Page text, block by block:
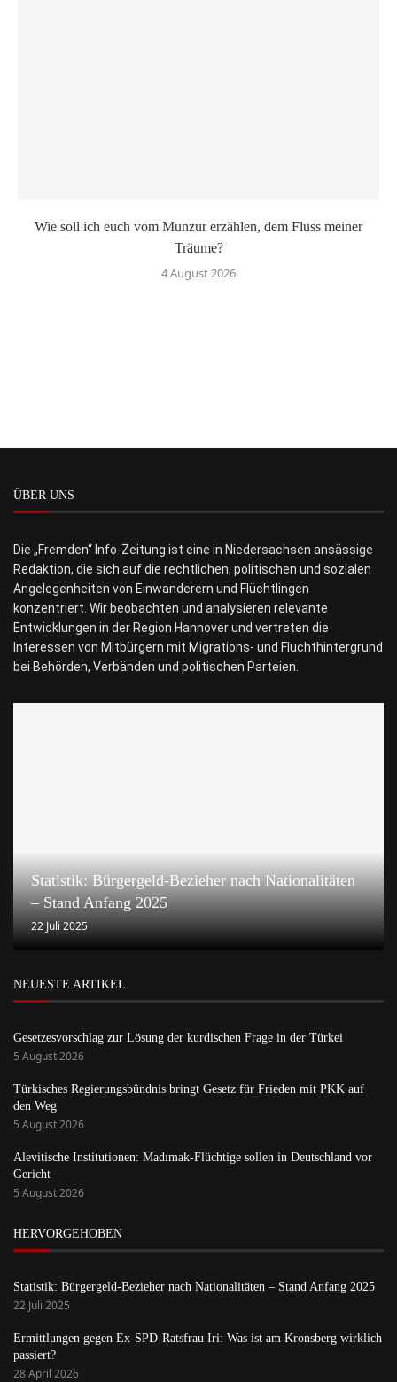
Wie soll ich euch vom Munzur erzählen, dem Fluss meiner
Träume?
4 August 2026
ÜBER UNS
Die „Fremden“ Info-Zeitung ist eine in Niedersachsen ansässige
Redaktion, die sich auf die rechtlichen, politischen und sozialen
Angelegenheiten von Einwanderern und Flüchtlingen
konzentriert. Wir beobachten und analysieren relevante
Entwicklungen in der Region Hannover und vertreten die
Interessen von Mitbürgern mit Migrations- und Fluchthintergrund
bei Behörden, Verbänden und politischen Parteien.
Statistik: Bürgergeld-Bezieher nach Nationalitäten
– Stand Anfang 2025
22 Juli 2025
NEUESTE ARTIKEL
Gesetzesvorschlag zur Lösung der kurdischen Frage in der Türkei
5 August 2026
Türkisches Regierungsbündnis bringt Gesetz für Frieden mit PKK auf
den Weg
5 August 2026
Alevitische Institutionen: Madımak-Flüchtige sollen in Deutschland vor
Gericht
5 August 2026
HERVORGEHOBEN
Statistik: Bürgergeld-Bezieher nach Nationalitäten – Stand Anfang 2025
22 Juli 2025
Ermittlungen gegen Ex-SPD-Ratsfrau Iri: Was ist am Kronsberg wirklich
passiert?
28 April 2026